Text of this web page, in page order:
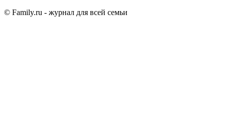
© Family.ru - журнал для всей семьи